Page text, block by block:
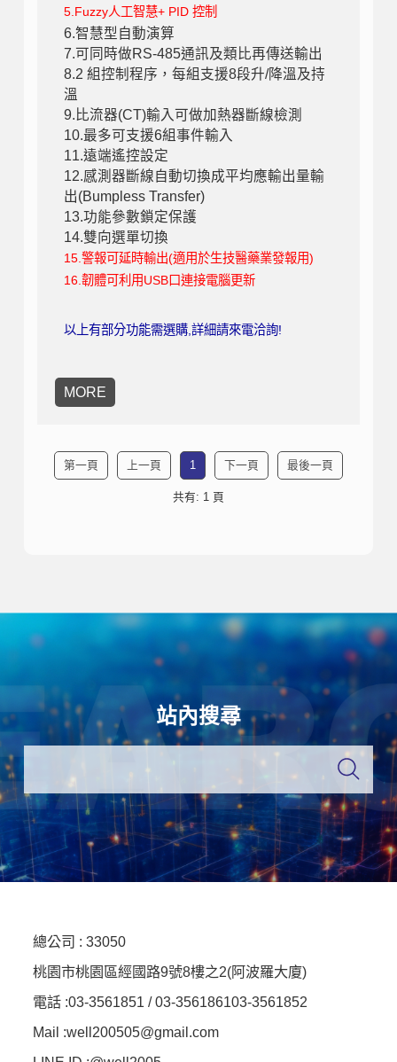
5.Fuzzy人工智慧+ PID 控制
6.智慧型自動演算
7.可同時做RS-485通訊及類比再傳送輸出
8.2 組控制程序，每組支援8段升/降溫及持
溫
9.比流器(CT)輸入可做加熱器斷線檢測
10.最多可支援6組事件輸入
11.遠端遙控設定
12.感測器斷線自動切換成平均應輸出量輸
出(Bumpless Transfer)
13.功能參數鎖定保護
14.雙向選單切換
15.警報可延時輸出(適用於生技醫藥業發報用)
16.韌體可利用USB口連接電腦更新
以上有部分功能需選購,詳細請來電洽詢!
MORE
第一頁 上一頁 1 下一頁 最後一頁
共有: 1 頁
站內搜尋
總公司 : 33050
桃園市桃園區經國路9號8樓之2(阿波羅大廈)
電話 :03-3561851 / 03-356186103-3561852
Mail :well200505@gmail.com